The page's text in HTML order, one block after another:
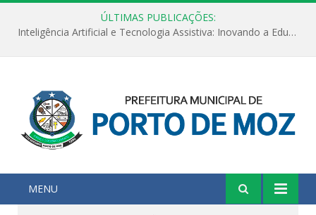
ÚLTIMAS PUBLICAÇÕES:
Inteligência Artificial e Tecnologia Assistiva: Inovando a Educação Especial e Inclusiva
MENU